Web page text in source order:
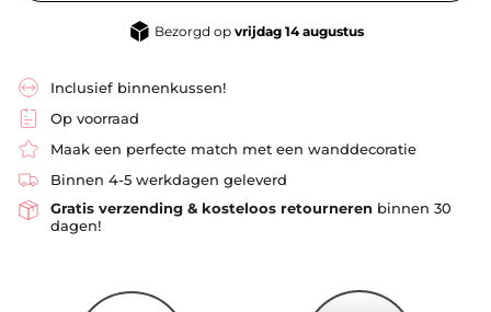
Inclusief binnenkussen!
Op voorraad
Maak een perfecte match met een wanddecoratie
Binnen 4-5 werkdagen geleverd
Gratis verzending & kosteloos retourneren binnen 30
dagen!
Bezorgd op vrijdag 14 augustus